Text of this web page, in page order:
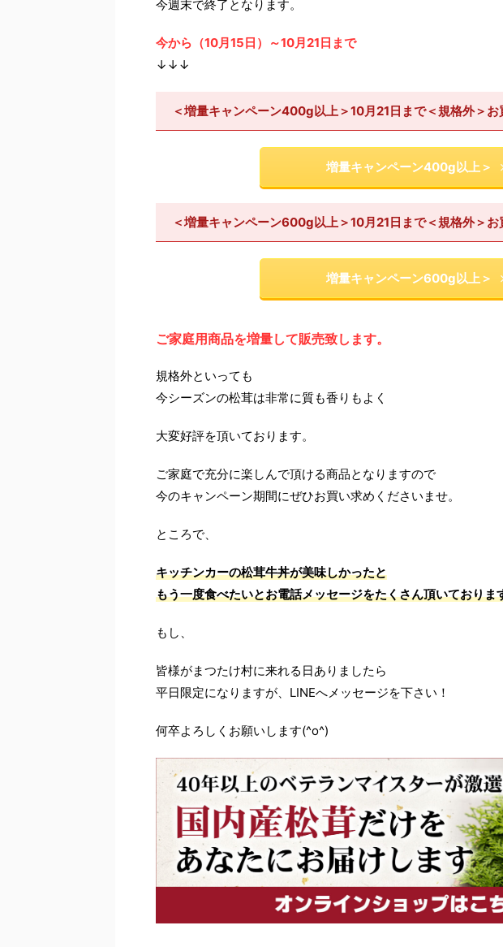
今週末で終了となります。
今から（10月15日）～10月21日まで
↓↓↓
＜増量キャンペーン400g以上＞10月21日まで＜規格外＞お
増量キャンペーン400g以上＞
＜増量キャンペーン600g以上＞10月21日まで＜規格外＞お
増量キャンペーン600g以上＞
ご家庭用商品を増量して販売致します。
規格外といっても
今シーズンの松茸は非常に質も香りもよく
大変好評を頂いております。
ご家庭で充分に楽しんで頂ける商品となりますので
今のキャンペーン期間にぜひお買い求めくださいませ。
ところで、
キッチンカーの松茸牛丼が美味しかったと
もう一度食べたいとお電話メッセージをたくさん頂いておりま
もし、
皆様がまつたけ村に来れる日ありましたら
平日限定になりますが、LINEへメッセージを下さい！
何卒よろしくお願いします(^o^)